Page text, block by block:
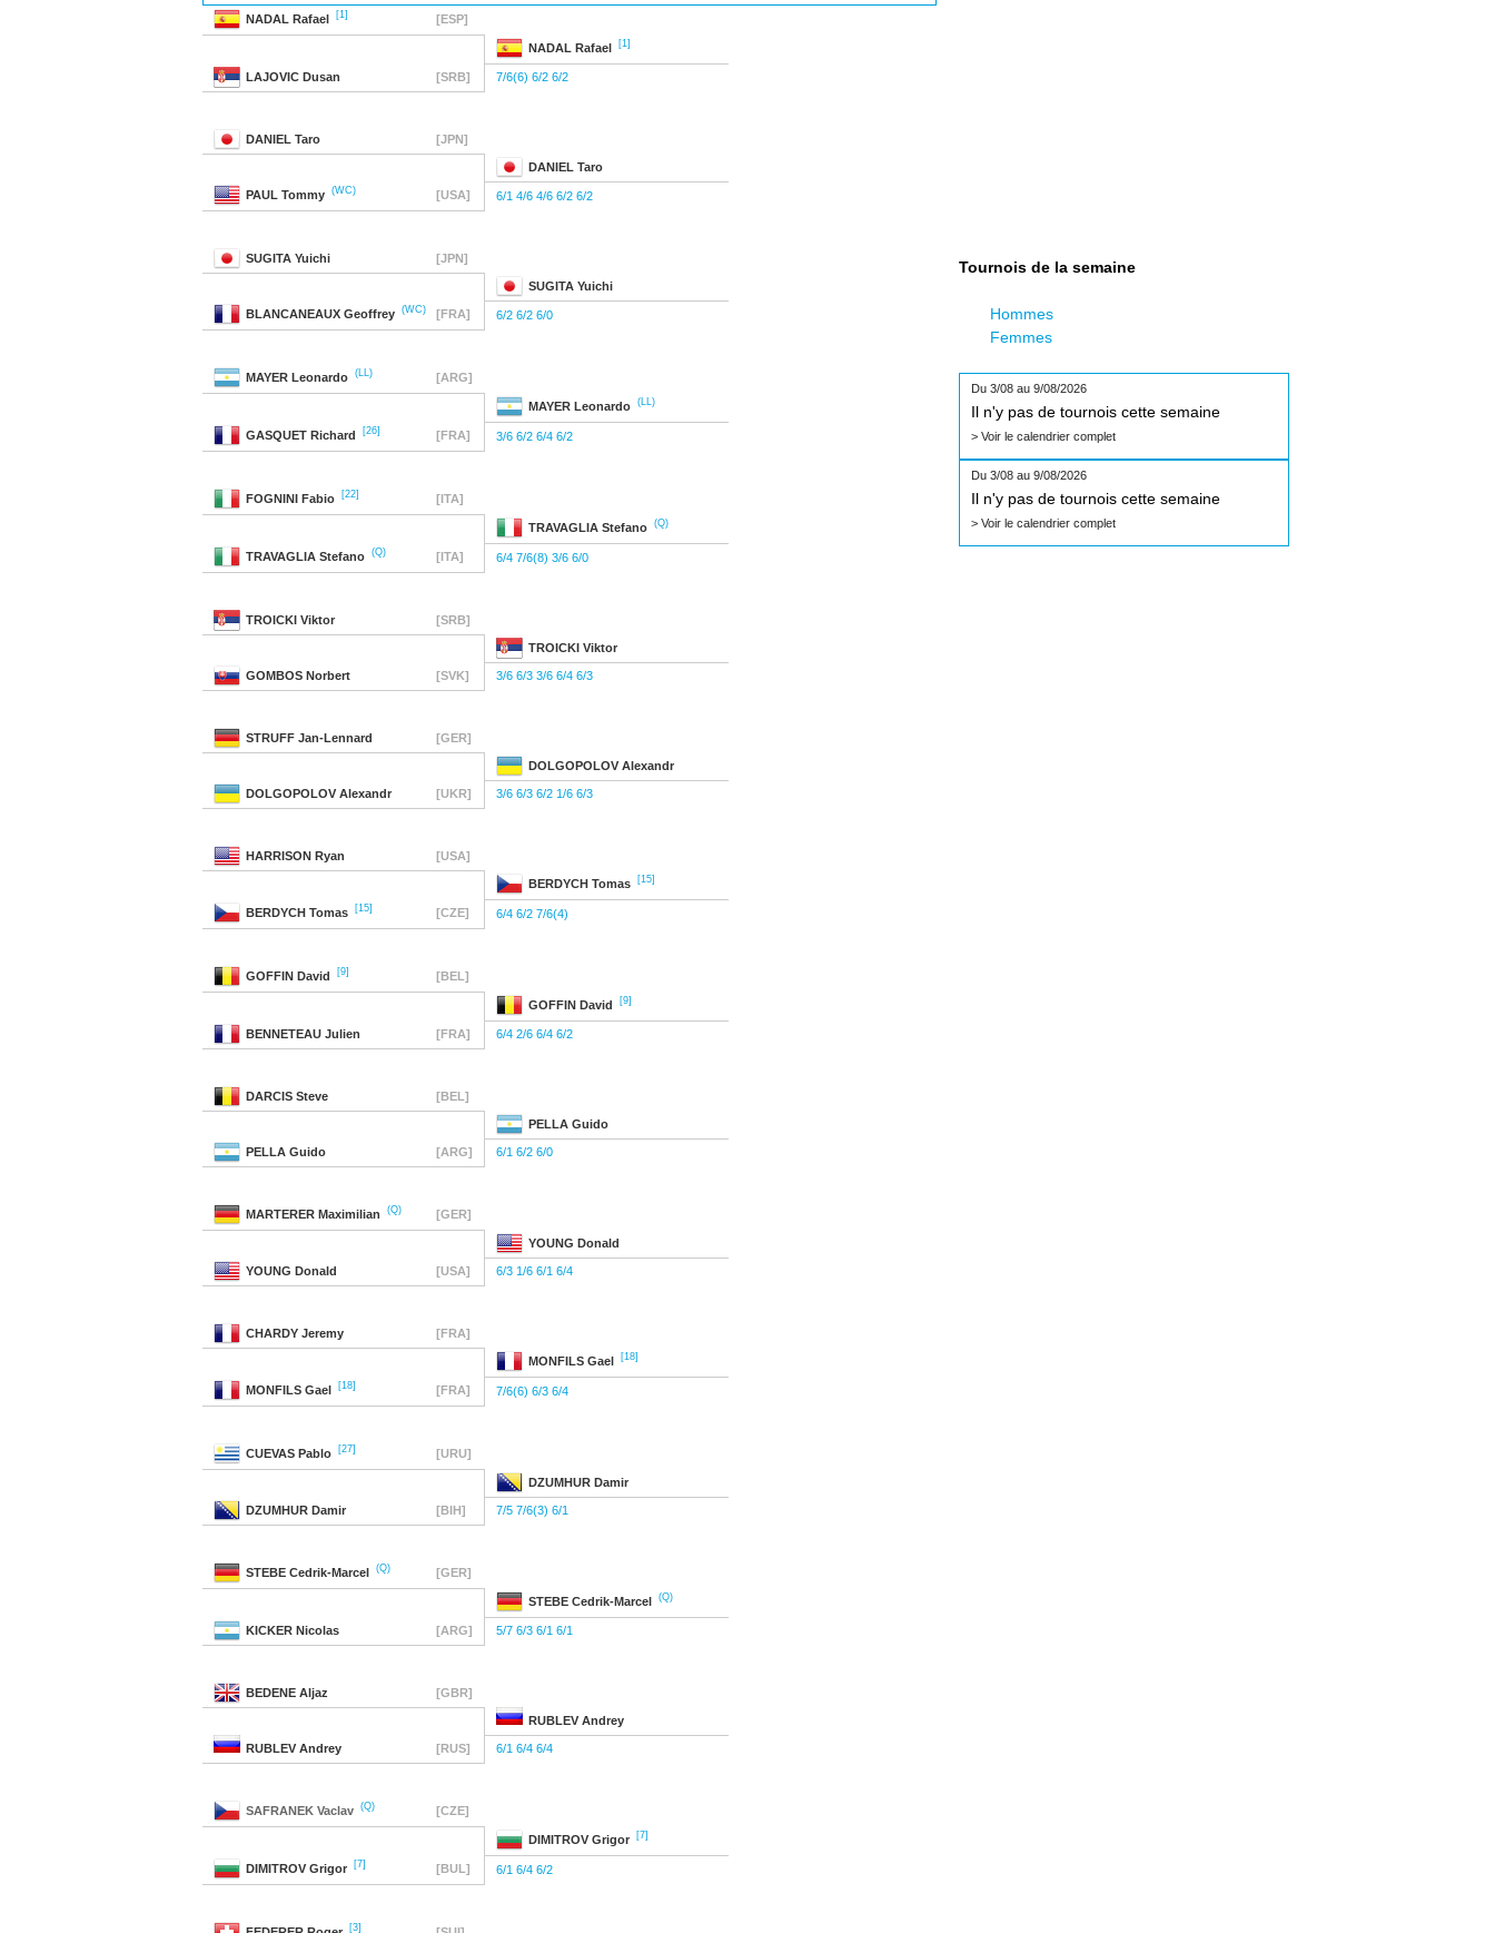
NADAL Rafael [1] [ESP]
NADAL Rafael [1]
LAJOVIC Dusan [SRB] 7/6(6) 6/2 6/2
DANIEL Taro [JPN]
DANIEL Taro
PAUL Tommy (WC) [USA] 6/1 4/6 4/6 6/2 6/2
SUGITA Yuichi [JPN]
SUGITA Yuichi
BLANCANEAUX Geoffrey (WC) [FRA] 6/2 6/2 6/0
MAYER Leonardo (LL) [ARG]
MAYER Leonardo (LL)
GASQUET Richard [26] [FRA] 3/6 6/2 6/4 6/2
FOGNINI Fabio [22] [ITA]
TRAVAGLIA Stefano (Q)
TRAVAGLIA Stefano (Q) [ITA] 6/4 7/6(8) 3/6 6/0
TROICKI Viktor [SRB]
TROICKI Viktor
GOMBOS Norbert [SVK] 3/6 6/3 3/6 6/4 6/3
STRUFF Jan-Lennard [GER]
DOLGOPOLOV Alexandr
DOLGOPOLOV Alexandr [UKR] 3/6 6/3 6/2 1/6 6/3
HARRISON Ryan [USA]
BERDYCH Tomas [15]
BERDYCH Tomas [15] [CZE] 6/4 6/2 7/6(4)
GOFFIN David [9] [BEL]
GOFFIN David [9]
BENNETEAU Julien [FRA] 6/4 2/6 6/4 6/2
DARCIS Steve [BEL]
PELLA Guido
PELLA Guido [ARG] 6/1 6/2 6/0
MARTERER Maximilian (Q) [GER]
YOUNG Donald
YOUNG Donald [USA] 6/3 1/6 6/1 6/4
CHARDY Jeremy [FRA]
MONFILS Gael [18]
MONFILS Gael [18] [FRA] 7/6(6) 6/3 6/4
CUEVAS Pablo [27] [URU]
DZUMHUR Damir
DZUMHUR Damir [BIH] 7/5 7/6(3) 6/1
STEBE Cedrik-Marcel (Q) [GER]
STEBE Cedrik-Marcel (Q)
KICKER Nicolas [ARG] 5/7 6/3 6/1 6/1
BEDENE Aljaz [GBR]
RUBLEV Andrey
RUBLEV Andrey [RUS] 6/1 6/4 6/4
SAFRANEK Vaclav (Q) [CZE]
DIMITROV Grigor [7]
DIMITROV Grigor [7] [BUL] 6/1 6/4 6/2
[3]
Tournois de la semaine
Hommes
Femmes
Du 3/08 au 9/08/2026
Il n'y pas de tournois cette semaine
> Voir le calendrier complet
Du 3/08 au 9/08/2026
Il n'y pas de tournois cette semaine
> Voir le calendrier complet